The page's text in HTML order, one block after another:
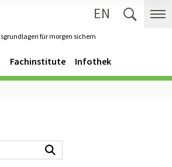
für morgen sichern
EN
Fachinstitute Infothek